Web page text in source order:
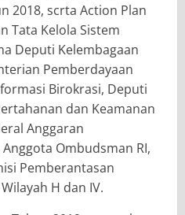
2018, scrta Action Plan
Tata Kelola Sistem
Deputi Kelembagaan
Pemberdayaan
Birokrasi, Deputi
dan Keamanan
Anggaran
Ombudsman RI,
Pemberantasan
H dan IV.